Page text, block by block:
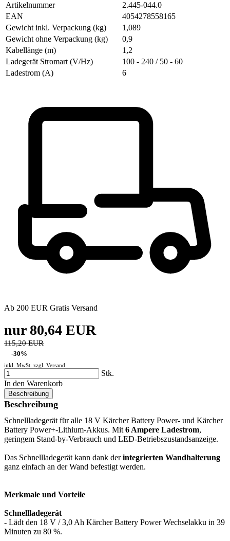
Artikelnummer
2.445-044.0
EAN
4054278558165
Gewicht inkl. Verpackung (kg)
1,089
Gewicht ohne Verpackung (kg)
0,9
Kabellänge (m)
1,2
Ladegerät Stromart (V/Hz)
100 - 240 / 50 - 60
Ladestrom (A)
6
Ab 200 EUR Gratis Versand
nur 80,64 EUR
115,20 EUR
-30%
inkl. MwSt. zzgl. Versand
Stk.
In den Warenkorb
Beschreibung
Beschreibung
Schnellladegerät für alle 18 V Kärcher Battery Power- und Kärcher
Battery Power+-Lithium-Akkus. Mit 6 Ampere Ladestrom,
geringem Stand-by-Verbrauch und LED-Betriebszustandsanzeige.
Das Schnellladegerät kann dank derintegrierten Wandhalterung
ganz einfach an der Wand befestigt werden.
Merkmale und Vorteile
Schnellladegerät
- Lädt den 18 V / 3,0 Ah Kärcher Battery Power Wechselakku in 39
Minuten zu 80 %.